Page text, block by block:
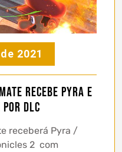
2021
recebe Pyra e
DLC
receberá Pyra /
2 com